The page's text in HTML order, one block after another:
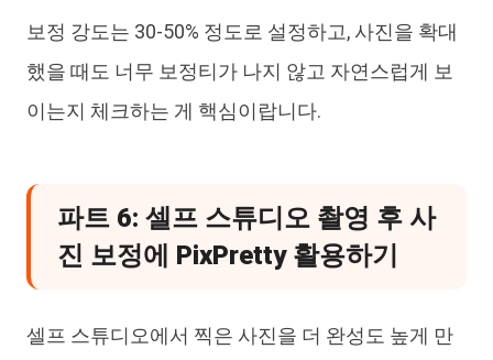
보정 강도는 30-50% 정도로 설정하고, 사진을 확대
했을 때도 너무 보정티가 나지 않고 자연스럽게 보
이는지 체크하는 게 핵심이랍니다.
파트 6: 셀프 스튜디오 촬영 후 사
진 보정에 PixPretty 활용하기
셀프 스튜디오에서 찍은 사진을 더 완성도 높게 만